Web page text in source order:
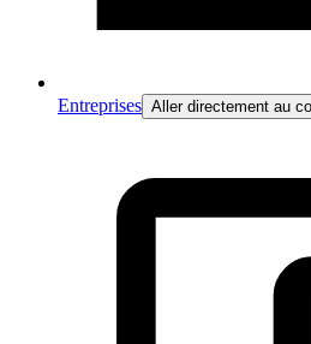
Entreprises Aller directement au